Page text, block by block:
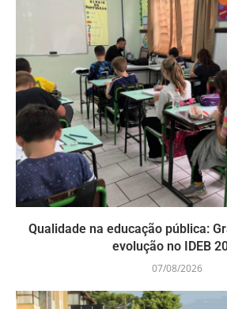
Qualidade na educação pública:
evolução no IDEB
07/08/2026